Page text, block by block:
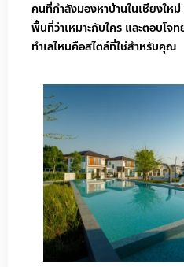
คนที่กำลังมองหาบ้านในเชียงให
พื้นที่ว่าเหมาะกับใคร และตอบโ
ทำเลไหนคือสไตล์ที่ใช่สำหรับคุณ